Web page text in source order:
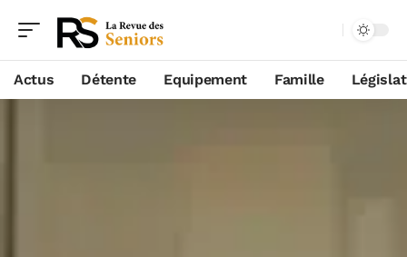
Actus Détente Equipement Famille